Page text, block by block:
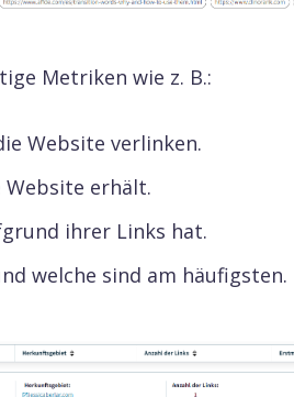
Metriken wie z. B.:
Website verlinken.
Website erhält.
ihrer Links hat.
welche sind am häufigsten.